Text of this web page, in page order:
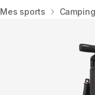
Accueil
Mes sports